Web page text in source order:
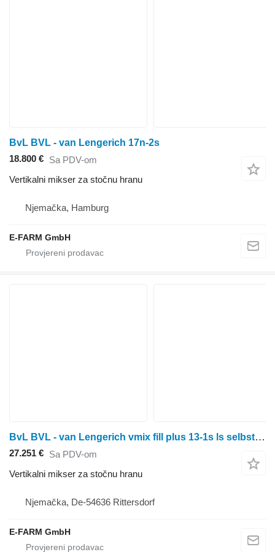
BvL BVL - van Lengerich 17n-2s
18.800 € Sa PDV-om
Vertikalni mikser za stočnu hranu
Njemačka, Hamburg
E-FARM GmbH
BvL BVL - van Lengerich vmix fill plus 13-1s ls selbstlader
27.251 € Sa PDV-om
Vertikalni mikser za stočnu hranu
Njemačka, De-54636 Rittersdorf
E-FARM GmbH